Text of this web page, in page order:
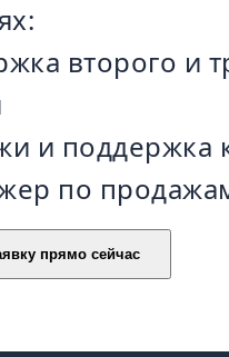
второго и
и поддержка
по